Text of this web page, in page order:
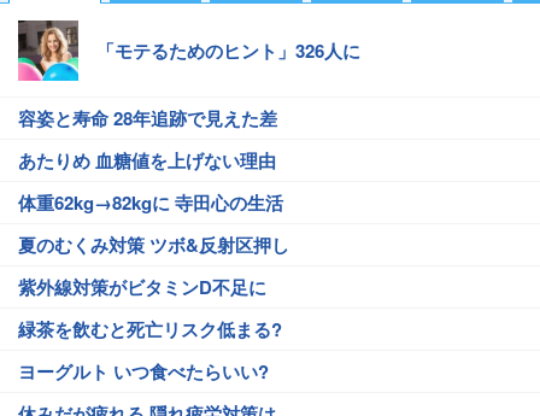
「モテるためのヒント」326人に
容姿と寿命 28年追跡で見えた差
あたりめ 血糖値を上げない理由
体重62kg→82kgに 寺田心の生活
夏のむくみ対策 ツボ&反射区押し
紫外線対策がビタミンD不足に
緑茶を飲むと死亡リスク低まる?
ヨーグルト いつ食べたらいい?